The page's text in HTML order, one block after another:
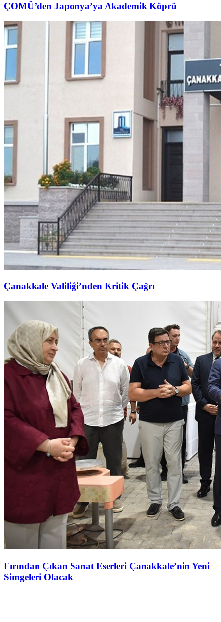
ÇOMÜ’den Japonya’ya Akademik Köprü
Çanakkale Valiliği’nden Kritik Çağrı
Fırından Çıkan Sanat Eserleri Çanakkale’nin Yeni
Simgeleri Olacak